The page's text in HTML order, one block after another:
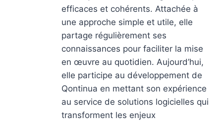
efficaces et cohérents. Attachée à
une approche simple et utile, elle
partage régulièrement ses
connaissances pour faciliter la mise
en œuvre au quotidien. Aujourd’hui,
elle participe au développement de
Qontinua en mettant son expérience
au service de solutions logicielles qui
transforment les enjeux